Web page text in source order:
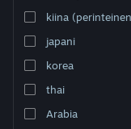
Vaihda kieli
Hanki Steam-
Näytä työpöytäsivusto
kiina
japani
korea
thai
Arabia
0 tulosta vastaa
pois.